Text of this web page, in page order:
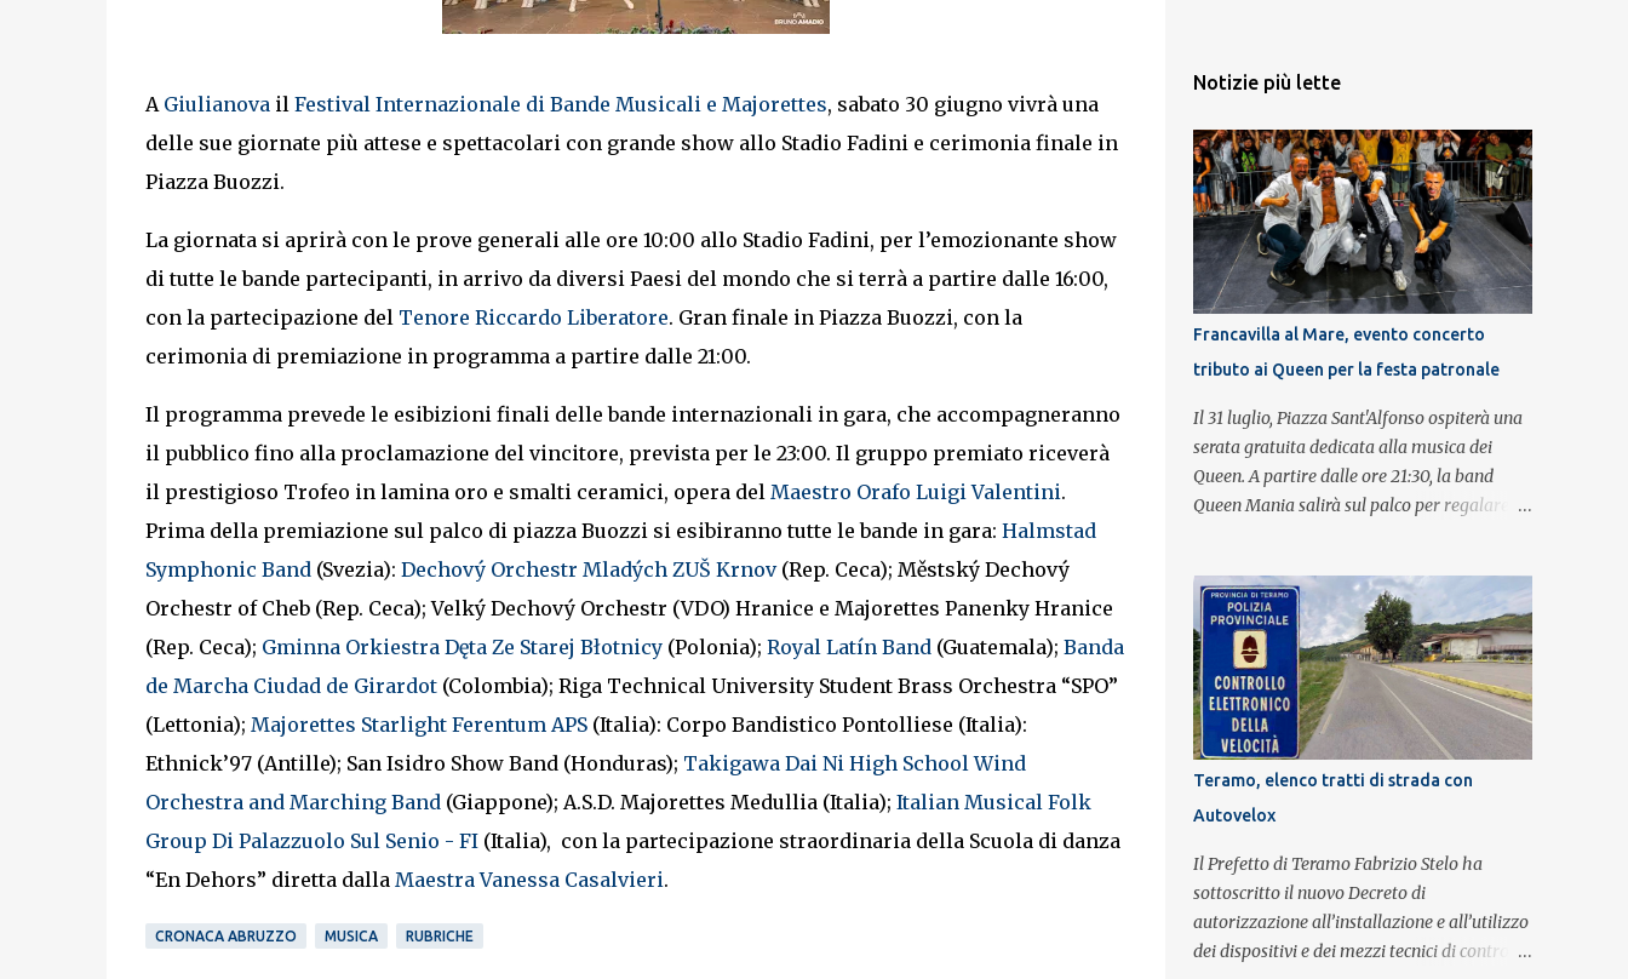
A Giulianovail Festival Internazionale di Bande Musicali e Majorettes, sabato 30 giugno vivrà una
delle sue giornate più attese e spettacolari con grande show allo Stadio Fadini e cerimonia finale in
Piazza Buozzi.
La giornata si aprirà con le prove generali alle ore 10:00 allo Stadio Fadini, per l’emozionante show
di tutte le bande partecipanti, in arrivo da diversi Paesi del mondo che si terrà a partire dalle 16:00,
con la partecipazione del Tenore Riccardo Liberatore. Gran finale in Piazza Buozzi, con la
cerimonia di premiazione in programma a partire dalle 21:00.
Il programma prevede le esibizioni finali delle bande internazionali in gara, che accompagneranno
il pubblico fino alla proclamazione del vincitore, prevista per le 23:00. Il gruppo premiato riceverà
il prestigioso Trofeo in lamina oro e smalti ceramici, opera del Maestro Orafo Luigi Valentini.
Prima della premiazione sul palco di piazza Buozzi si esibiranno tutte le bande in gara: Halmstad
Symphonic Band(Svezia): Dechový Orchestr Mladých ZUŠ Krnov(Rep. Ceca); Městský Dechový
Orchestr of Cheb (Rep. Ceca); Velký Dechový Orchestr (VDO) Hranice e Majorettes Panenky Hranice
(Rep. Ceca); Gminna Orkiestra Dęta Ze Starej Błotnicy(Polonia); Royal Latín Band(Guatemala); Banda
de Marcha Ciudad de Girardot(Colombia); Riga Technical University Student Brass Orchestra “SPO”
(Lettonia); Majorettes Starlight Ferentum APS(Italia): Corpo Bandistico Pontolliese (Italia):
Ethnick’97 (Antille); San Isidro Show Band (Honduras); Takigawa Dai Ni High School Wind
Orchestra and Marching Band(Giappone); A.S.D. Majorettes Medullia (Italia); Italian Musical Folk
Group Di Palazzuolo Sul Senio - FI(Italia), con la partecipazione straordinaria della Scuola di danza
“En Dehors” diretta dalla Maestra Vanessa Casalvieri.
CRONACA ABRUZZO MUSICA RUBRICHE
Notizie più lette
Francavilla al Mare, evento concerto
tributo ai Queen per la festa patronale
Il 31 luglio, Piazza Sant'Alfonso ospiterà una
serata gratuita dedicata alla musica dei
Queen. A partire dalle ore 21:30, la band
Queen Mania salirà sul palco per regalare al
britannica. Nati nel 2007 e riconosciuti come
l'omaggio definitivo alla leggenda dei
Queen, i componenti della band portano
avanti con grande successo la passione e
l'energia del celebre gruppo. Lo spettacolo si
inserisce nell'ambito dei festeggiamenti in
onore di Sant'Alfonso, il santo patrono della
città. La formazione sul palco è composta da
Simone Fortuna alla batteria e voce, Fabrizio
Palermo al basso e voce, Tiziano Giampieri
alla chitarra e voce, e Salvo Vinci alla voce.
Salvo Vinci è la voce scelta direttamente da
Brian May e Roger Taylor per il musical We
Teramo, elenco tratti di strada con
Autovelox
Il Prefetto di Teramo Fabrizio Stelo ha
sottoscritto il nuovo Decreto di
autorizzazione all’installazione e all’utilizzo
dei dispositivi e dei mezzi tecnici di controllo